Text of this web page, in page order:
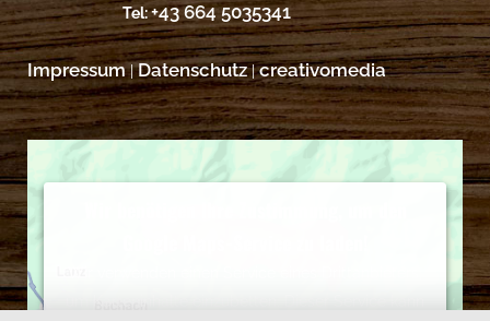
Tel:+43 664 5035341
Impressum|Datenschutz|creativomedia